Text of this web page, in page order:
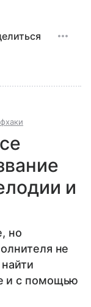
и
но
не
и с помощью